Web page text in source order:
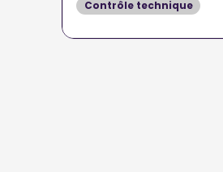
Contrôle technique